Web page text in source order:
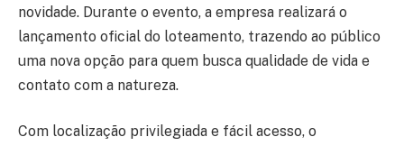
novidade. Durante o evento, a empresa realizará o
lançamento oficial do loteamento, trazendo ao público
uma nova opção para quem busca qualidade de vida e
contato com a natureza.
Com localização privilegiada e fácil acesso, o